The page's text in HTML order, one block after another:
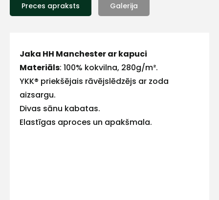
Preces apraksts Galerija
Jaka HH Manchester ar kapuci
Materiāls: 100% kokvilna, 280g/m².
YKK® priekšējais rāvējslēdzējs ar zoda
aizsargu.
Divas sānu kabatas.
Elastīgas aproces un apakšmala.
Vārds
E-pasts
Kontakttālrunis